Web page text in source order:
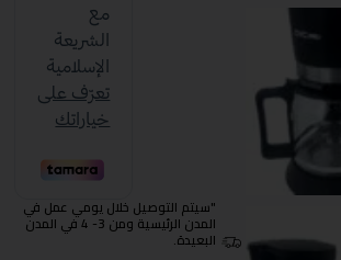
"سيتم التوصيل خلال يومي عمل في
المدن الرئيسية ومن 3- 4 في المدن
البعيدة.